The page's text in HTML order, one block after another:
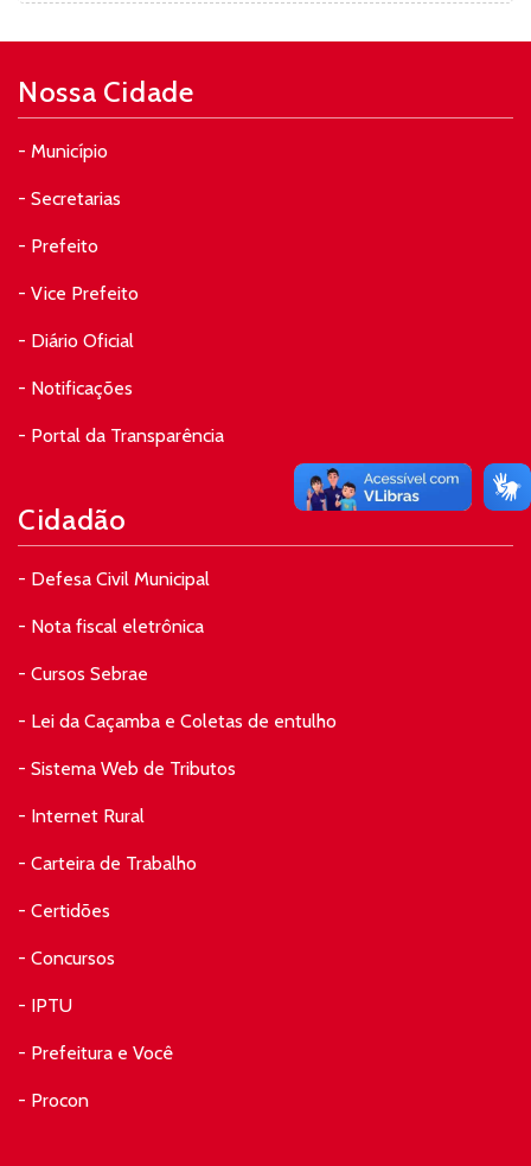
Nossa Cidade
- Município
- Secretarias
- Prefeito
- Vice Prefeito
- Diário Oficial
- Notificações
- Portal da Transparência
Cidadão
- Defesa Civil Municipal
- Nota fiscal eletrônica
- Cursos Sebrae
- Lei da Caçamba e Coletas de entulho
- Sistema Web de Tributos
- Internet Rural
- Carteira de Trabalho
- Certidões
- Concursos
- IPTU
- Prefeitura e Você
- Procon